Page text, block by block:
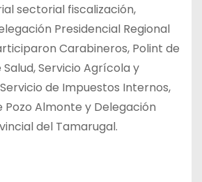
sectorial fiscalización,
Presidencial Regional
Carabineros, Polint de
Salud, Servicio Agrícola y
de Impuestos Internos,
Pozo Almonte y Delegación
del Tamarugal.